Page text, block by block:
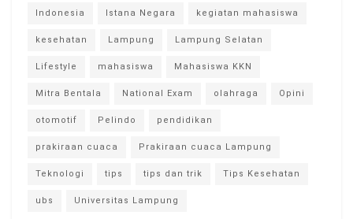
Indonesia Istana Negara kegiatan mahasiswa
kesehatan Lampung Lampung Selatan
Lifestyle mahasiswa Mahasiswa KKN
Mitra Bentala National Exam olahraga Opini
otomotif Pelindo pendidikan
prakiraan cuaca Prakiraan cuaca Lampung
Teknologi tips tips dan trik Tips Kesehatan
ubs Universitas Lampung